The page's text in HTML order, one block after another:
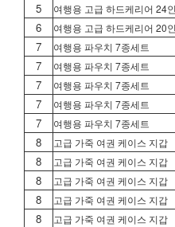
5
여행용 고급 하드케리어 24
6
여행용 고급 하드케리어 20
7
여행용 파우치 7종세트
7
여행용 파우치 7종세트
7
여행용 파우치 7종세트
7
여행용 파우치 7종세트
7
여행용 파우치 7종세트
8
고급 가죽 여권 케이스 지갑
8
고급 가죽 여권 케이스 지갑
8
고급 가죽 여권 케이스 지갑
8
고급 가죽 여권 케이스 지갑
8
고급 가죽 여권 케이스 지갑